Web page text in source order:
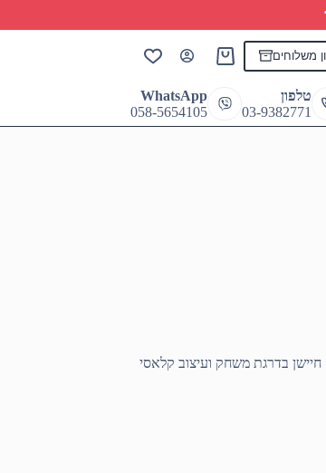
משלוחים
Shopping
טלפון
03-9382771
WhatsApp
058-5654105
חיישן בדרגת משחק ועיצוב קלאסי